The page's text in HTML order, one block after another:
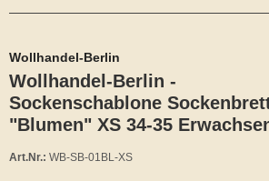
Wollhandel-Berlin
Wollhandel-Berlin -
Sockenschablone
"Blumen" XS 34-35
Art.Nr.: WB-SB-01BL-XS